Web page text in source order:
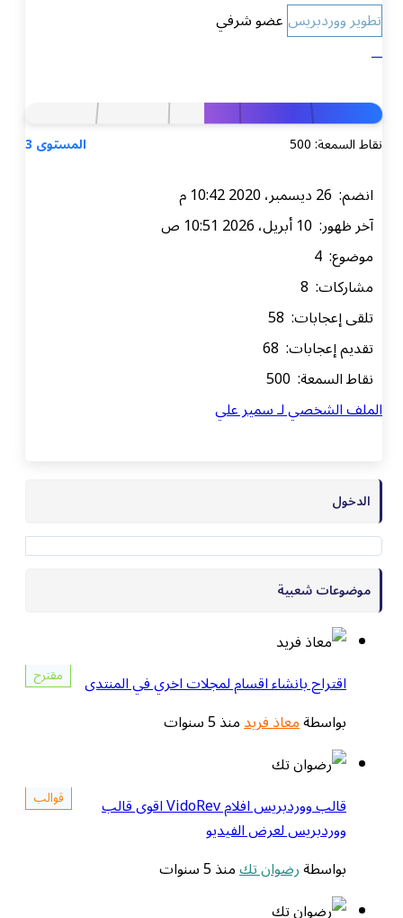
تطوير ووردبريسعضو شرفي
نقاط السمعة: 500 المستوى 3
انضم: 26 ديسمبر، 2020 10:42 م
آخر ظهور: 10 أبريل، 2026 10:51 ص
موضوع: 4
مشاركات: 8
تلقى إعجابات: 58
تقديم إعجابات: 68
نقاط السمعة: 500
الملف الشخصي لـ سمير علي
الدخول
موضوعات شعبية
مقترح
اقتراح بانشاء اقسام لمجلات اخري في المنتدى
بواسطةمعاذ فريدمنذ 5 سنوات
قوالب قالب ووردبريس افلام VidoRev اقوى قالب
ووردبريس لعرض الفيديو
بواسطةرضوان تكمنذ 5 سنوات